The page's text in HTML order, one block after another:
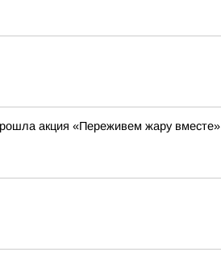
акция «Переживем жару вместе»